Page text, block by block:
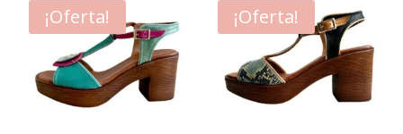
¡Oferta! ¡Oferta!